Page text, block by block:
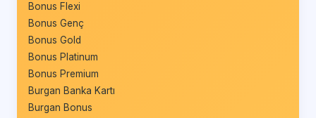
Bonus Flexi
Bonus Genç
Bonus Gold
Bonus Platinum
Bonus Premium
Burgan Banka Kartı
Burgan Bonus